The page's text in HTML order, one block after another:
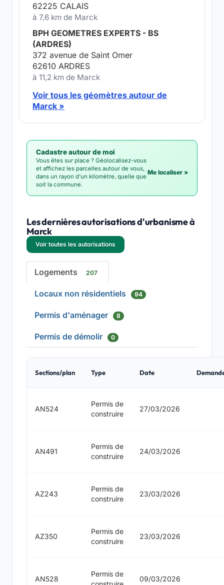
62225 CALAIS
à 7,6 km de Marck
BPH GEOMETRES EXPERTS - BS
(ARDRES)
372 avenue de Saint Omer
62610 ARDRES
à 11,2 km de Marck
Voir tous les géomètres autour de
Marck »
Cadastre autour de moi
Vous êtes sur place ? Géolocalisez-vous
et affichez les parcelles autour de vous,
dans un rayon d'un kilomètre, quelle que
soit la commune.
Me localiser »
Les dernières autorisations d'urbanisme à
Marck
Voir toutes les autorisations
Logements 207
Locaux non résidentiels 94
Permis d'aménager 8
Permis de démolir 0
Sections/plan Type Date
AN524
Permis de
construire
27/03/2026
AN491
Permis de
construire
24/03/2026
AZ243
Permis de
construire
23/03/2026
AZ350
Permis de
construire
23/03/2026
AN528
Permis de
09/03/2026